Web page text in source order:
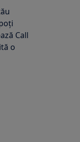
Call
o